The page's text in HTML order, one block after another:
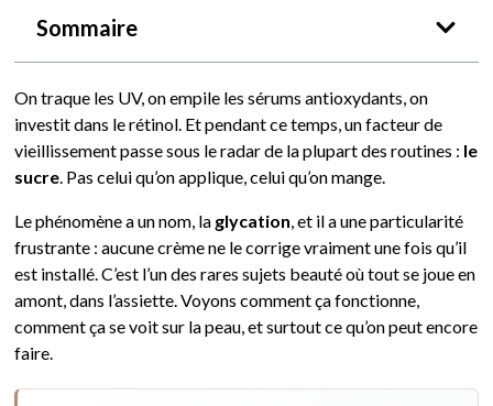
Sommaire
On traque les UV, on empile les sérums antioxydants, on
investit dans le rétinol. Et pendant ce temps, un facteur de
vieillissement passe sous le radar de la plupart des routines : le
sucre. Pas celui qu’on applique, celui qu’on mange.
Le phénomène a un nom, la glycation, et il a une particularité
frustrante : aucune crème ne le corrige vraiment une fois qu’il
est installé. C’est l’un des rares sujets beauté où tout se joue en
amont, dans l’assiette. Voyons comment ça fonctionne,
comment ça se voit sur la peau, et surtout ce qu’on peut encore
faire.